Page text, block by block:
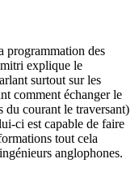
programmation des
explique le
surtout sur les
comment échanger le
du courant le traversant)
ci est capable de faire
tout cela
anglophones.